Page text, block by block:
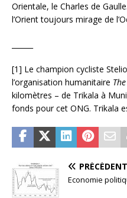
Orientale, le Charles de
l’Orient toujours mirage de
[1] Le champion cycliste
l’organisation humanitaire The
kilomètres – de Trikala à
fonds pour cet ONG. Trikala
PRÉCÉDENT
Economie